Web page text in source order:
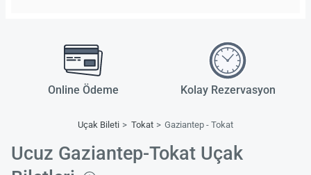
Online Ödeme Kolay Rezervasyon
Uçak Bileti Tokat Gaziantep - Tokat
Ucuz Gaziantep-Tokat Uçak